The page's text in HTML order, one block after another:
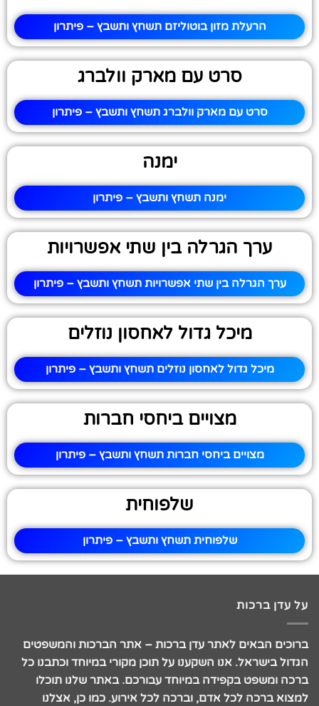
הרעלת מזון בוטוליזם תשחץ ותשבץ – פיתרון
סרט עם מארק וולברג
סרט עם מארק וולברג תשחץ ותשבץ – פיתרון
ימנה
ימנה תשחץ ותשבץ – פיתרון
ערך הגרלה בין שתי אפשרויות
ערך הגרלה בין שתי אפשרויות תשחץ ותשבץ – פיתרון
מיכל גדול לאחסון נוזלים
מיכל גדול לאחסון נוזלים תשחץ ותשבץ – פיתרון
מצויים ביחסי חברות
מצויים ביחסי חברות תשחץ ותשבץ – פיתרון
שלפוחית
שלפוחית תשחץ ותשבץ – פיתרון
על עדן ברכות
ברוכים הבאים לאתר עדן ברכות – אתר הברכות והמשפטים
הגדול בישראל. אנו השקענו על תוכן מקורי במיוחד וכתבנו כל
ברכה ומשפט בקפידה במיוחד עבורכם. באתר שלנו תוכלו
למצוא ברכה לכל אדם, וברכה לכל אירוע. כמו כן, אצלנו